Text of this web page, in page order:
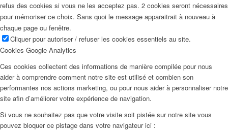
refus des cookies si vous ne les acceptez pas. 2 cookies seront nécessaires
pour mémoriser ce choix. Sans quoi le message apparaitrait à nouveau à
chaque page ou fenêtre.
Cliquer pour autoriser / refuser les cookies essentiels au site.
Cookies Google Analytics
Ces cookies collectent des informations de manière compilée pour nous
aider à comprendre comment notre site est utilisé et combien son
performantes nos actions marketing, ou pour nous aider à personnaliser notre
site afin d’améliorer votre expérience de navigation.
Si vous ne souhaitez pas que votre visite soit pistée sur notre site vous
pouvez bloquer ce pistage dans votre navigateur ici :